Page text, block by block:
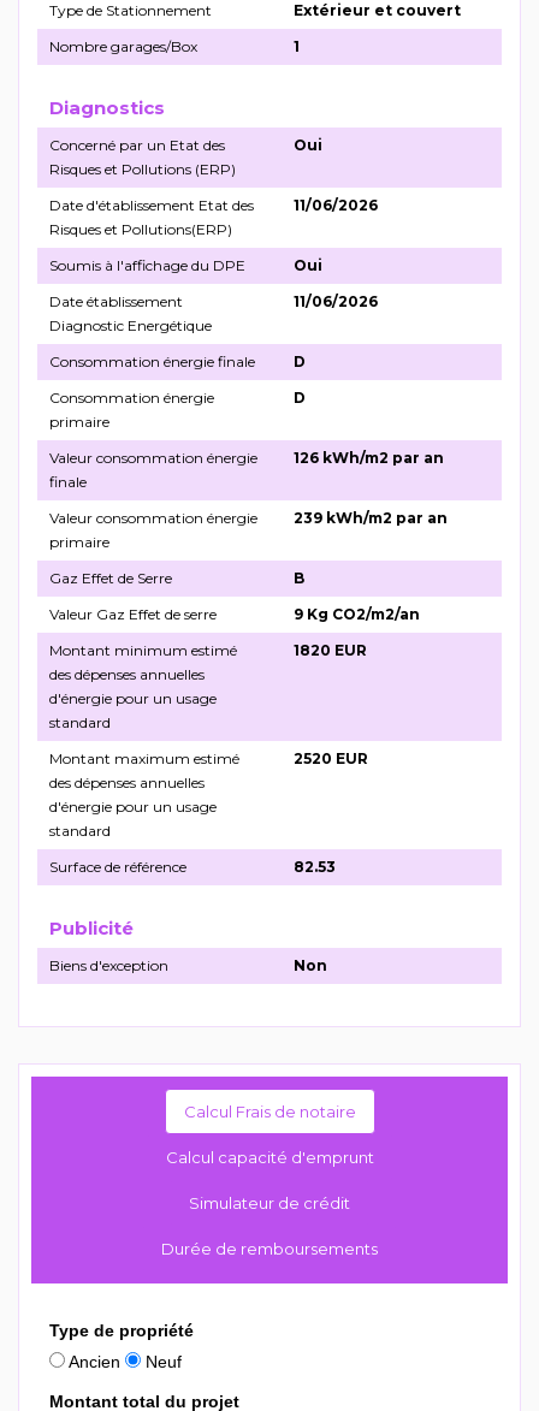
Type de Stationnement
Extérieur et couvert
Nombre garages/Box
1
Diagnostics
Concerné par un Etat des
Risques et Pollutions (ERP)
Oui
Date d'établissement Etat des
Risques et Pollutions(ERP)
11/06/2026
Soumis à l'affichage du DPE
Oui
Date établissement
Diagnostic Energétique
11/06/2026
Consommation énergie finale
D
Consommation énergie
primaire
D
Valeur consommation énergie
finale
126 kWh/m2 par an
Valeur consommation énergie
primaire
239 kWh/m2 par an
Gaz Effet de Serre
B
Valeur Gaz Effet de serre
9 Kg CO2/m2/an
Montant minimum estimé
des dépenses annuelles
d'énergie pour un usage
standard
1820 EUR
Montant maximum estimé
des dépenses annuelles
d'énergie pour un usage
standard
2520 EUR
Surface de référence 82.53
Publicité
Biens d'exception Non
Calcul Frais de notaire
Calcul capacité d'emprunt
Simulateur de crédit
Durée de remboursements